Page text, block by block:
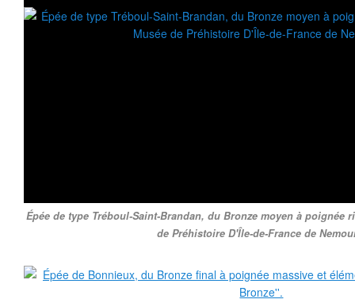
Épée de type Tréboul-Saint-Brandan, du Bronze moyen à poignée
de Préhistoire D'Île-de-France de